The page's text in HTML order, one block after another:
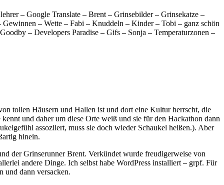
– Google Translate – Brent – Grinsebilder – Grinsekatze –
– Wette – Fabi – Knuddeln – Kinder – Tobi – ganz schön
– Developers Paradise – Gifs – Sonja – Temperaturzonen –
tollen Häusern und Hallen ist und dort eine Kultur herrscht, die
und daher um diese Orte weiß und sie für den Hackathon dann
assoziiert, muss sie doch wieder Schaukel heißen.). Aber
hinein.
der Grinserunner Brent. Verkündet wurde freudigerweise von
andere Dinge. Ich selbst habe WordPress installiert – grpf. Für
und dann versacken.